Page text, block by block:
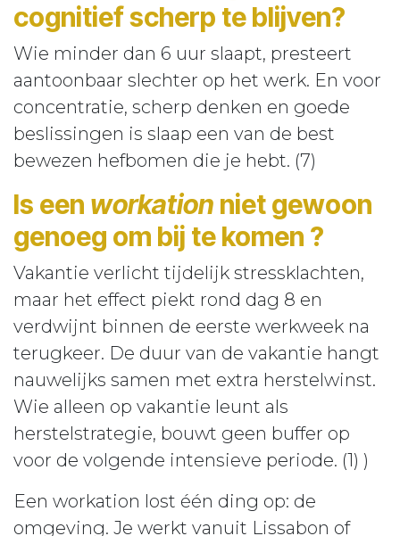
cognitief scherp te blijven?
Wie minder dan 6 uur slaapt, presteert
aantoonbaar slechter op het werk. En voor
concentratie, scherp denken en goede
beslissingen is slaap een van de best
bewezen hefbomen die je hebt. (7)
Is een workation niet gewoon
genoeg om bij te komen ?
Vakantie verlicht tijdelijk stressklachten,
maar het effect piekt rond dag 8 en
verdwijnt binnen de eerste werkweek na
terugkeer. De duur van de vakantie hangt
nauwelijks samen met extra herstelwinst.
Wie alleen op vakantie leunt als
herstelstrategie, bouwt geen buffer op
voor de volgende intensieve periode. (1) )
Een workation lost één ding op: de
omgeving. Je werkt vanuit Lissabon of